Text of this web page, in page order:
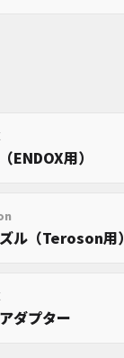
ENDOX用）
ル（Teroson用）
ダプター